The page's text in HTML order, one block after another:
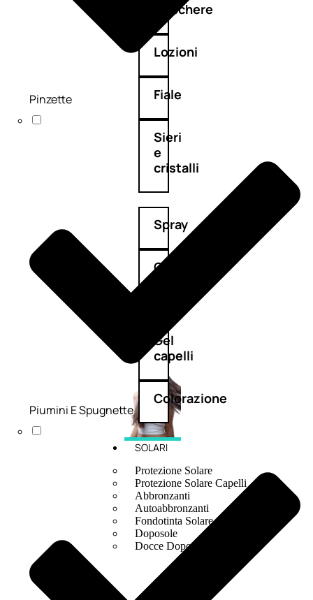
Maschere
Lozioni
Fiale
Sieri
e
cristalli
Spray
Cera
Gel
capelli
Colorazione
SOLARI
Protezione Solare
Protezione Solare Capelli
Abbronzanti
Autoabbronzanti
Fondotinta Solare
Doposole
Docce Doposole
Pinzette
Piumini E Spugnette